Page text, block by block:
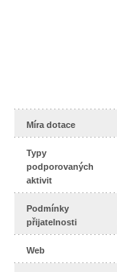
Míra dotace
Typy
podporovaných
aktivit
Podmínky
přijatelnosti
Web